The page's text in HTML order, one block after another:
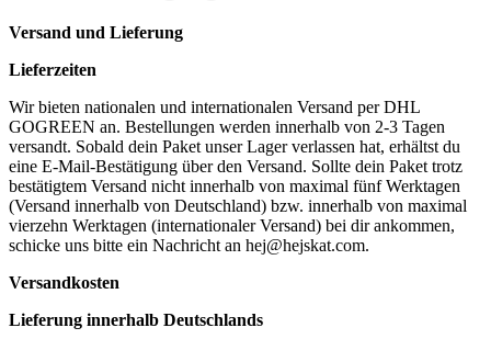
Versand und Lieferung
Lieferzeiten
Wir bieten nationalen und internationalen Versand per DHL
GOGREEN an. Bestellungen werden innerhalb von 2-3 Tagen
versandt. Sobald dein Paket unser Lager verlassen hat, erhältst du
eine E-Mail-Bestätigung über den Versand. Sollte dein Paket trotz
bestätigtem Versand nicht innerhalb von maximal fünf Werktagen
(Versand innerhalb von Deutschland) bzw. innerhalb von maximal
vierzehn Werktagen (internationaler Versand) bei dir ankommen,
schicke uns bitte ein Nachricht an hej@hejskat.com.
Versandkosten
Lieferung innerhalb Deutschlands